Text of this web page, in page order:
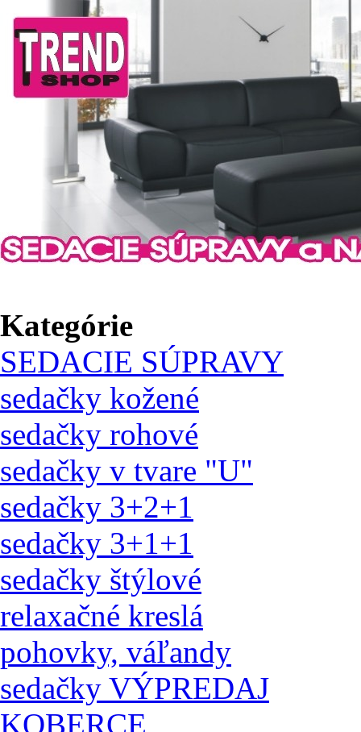
Kategórie
SEDACIE SÚPRAVY
sedačky kožené
sedačky rohové
sedačky v tvare "U"
sedačky 3+2+1
sedačky 3+1+1
sedačky štýlové
relaxačné kreslá
pohovky, váľandy
sedačky VÝPREDAJ
KOBERCE